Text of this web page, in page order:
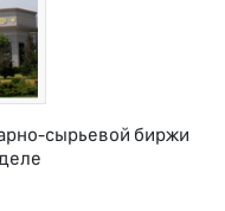
сырьевой биржи